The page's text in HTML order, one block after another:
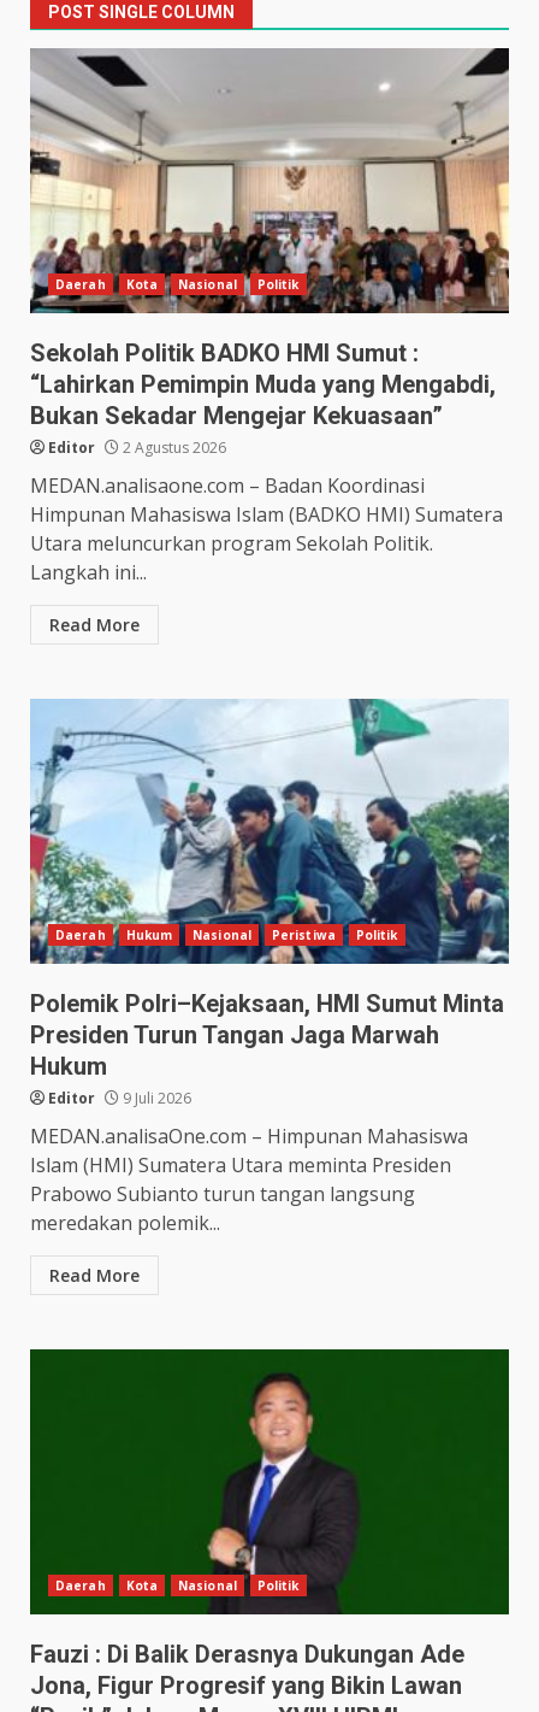
POST SINGLE COLUMN
Daerah Kota Nasional Politik
Sekolah Politik BADKO HMI Sumut :
“Lahirkan Pemimpin Muda yang Mengabdi,
Bukan Sekadar Mengejar Kekuasaan”
Editor 2 Agustus 2026
MEDAN.analisaone.com – Badan Koordinasi
Himpunan Mahasiswa Islam (BADKO HMI) Sumatera
Utara meluncurkan program Sekolah Politik.
Langkah ini...
Read More
Daerah Hukum Nasional Peristiwa Politik
Polemik Polri–Kejaksaan, HMI Sumut Minta
Presiden Turun Tangan Jaga Marwah
Hukum
Editor 9 Juli 2026
MEDAN.analisaOne.com – Himpunan Mahasiswa
Islam (HMI) Sumatera Utara meminta Presiden
Prabowo Subianto turun tangan langsung
meredakan polemik...
Read More
Daerah Kota Nasional Politik
Fauzi : Di Balik Derasnya Dukungan Ade
Jona, Figur Progresif yang Bikin Lawan